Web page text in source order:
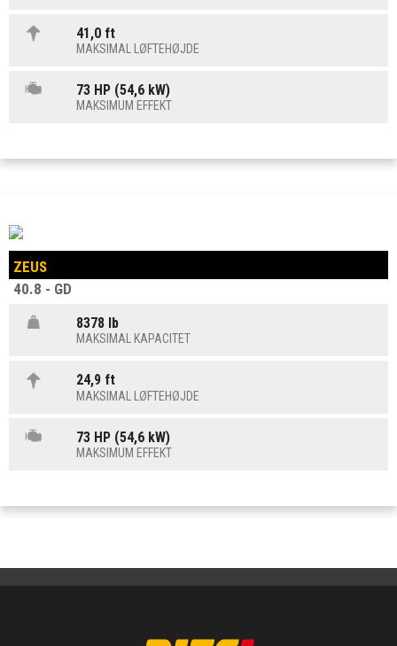
41,0 ft
MAKSIMAL LØFTEHØJDE
73 HP (54,6 kW)
MAKSIMUM EFFEKT
ZEUS
40.8 - GD
8378 lb
MAKSIMAL KAPACITET
24,9 ft
MAKSIMAL LØFTEHØJDE
73 HP (54,6 kW)
MAKSIMUM EFFEKT